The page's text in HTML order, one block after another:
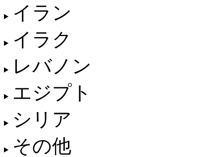
イラン
イラク
レバノン
エジプト
シリア
その他